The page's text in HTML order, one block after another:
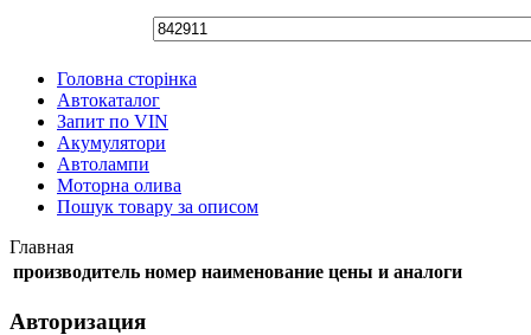
Головна сторінка
Автокаталог
Запит по VIN
Акумулятори
Автолампи
Моторна олива
Пошук товару за описом
Главная
производитель номер наименование цены и аналоги
Авторизация